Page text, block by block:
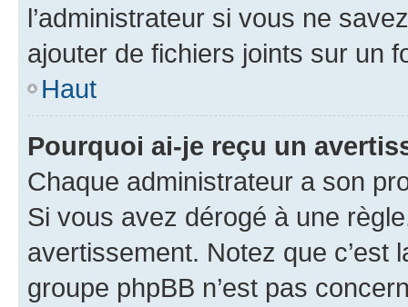
l’administrateur si vous ne
ajouter de fichiers joints sur un
Haut
Pourquoi ai-je reçu un
Chaque administrateur a son
Si vous avez dérogé à une
avertissement. Notez que c’est
groupe phpBB n’est pas